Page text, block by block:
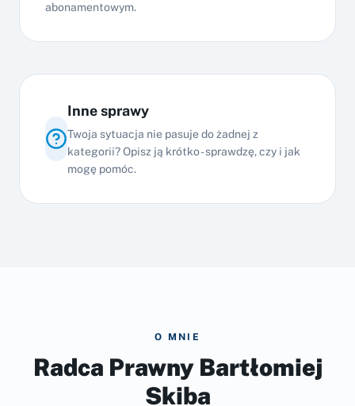
abonamentowym.
Inne sprawy
Twoja sytuacja nie pasuje do żadnej z
kategorii? Opisz ją krótko - sprawdzę, czy i jak
mogę pomóc.
O MNIE
Radca Prawny Bartłomiej
Skiba